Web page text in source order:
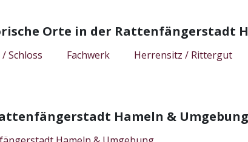
Orte in der Rattenfängerstadt
Schloss Fachwerk Herrensitz / Rittergut
Hameln & Umgebung